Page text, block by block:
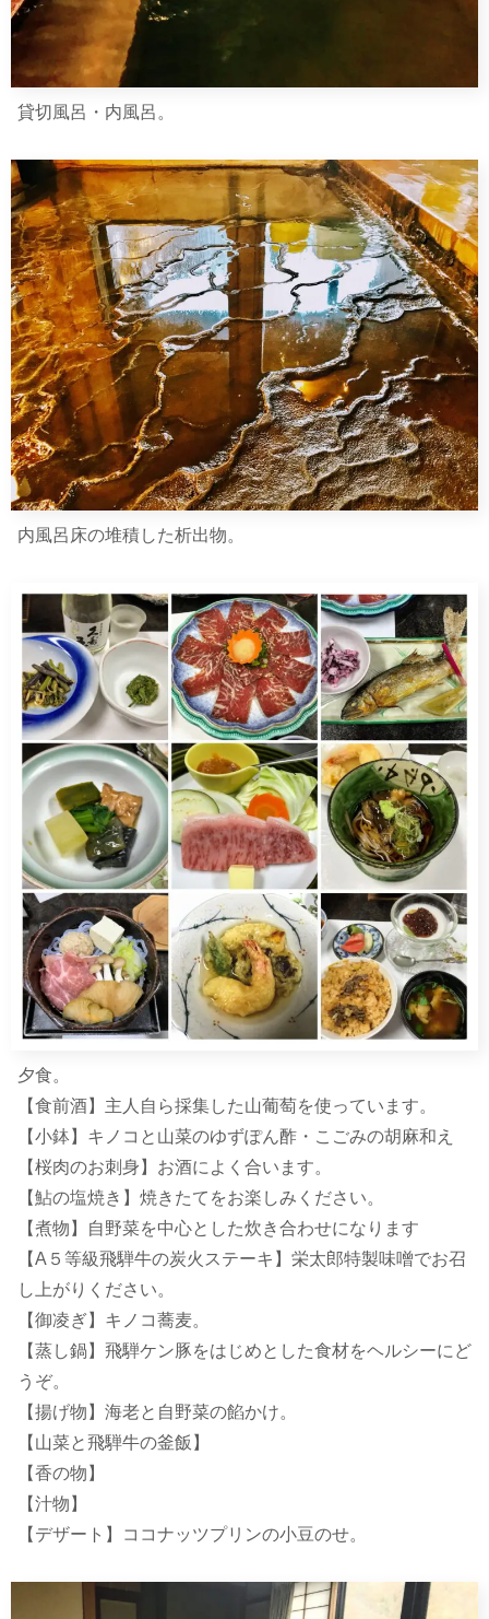
貸切風呂・内風呂。
内風呂床の堆積した析出物。
夕食。
【食前酒】主人自ら採集した山葡萄を使っています。
【小鉢】キノコと山菜のゆずぽん酢・こごみの胡麻和え
【桜肉のお刺身】お酒によく合います。
【鮎の塩焼き】焼きたてをお楽しみください。
【煮物】自野菜を中心とした炊き合わせになります
【A５等級飛騨牛の炭火ステーキ】栄太郎特製味噌でお召
し上がりください。
【御凌ぎ】キノコ蕎麦。
【蒸し鍋】飛騨ケン豚をはじめとした食材をヘルシーにど
うぞ。
【揚げ物】海老と自野菜の餡かけ。
【山菜と飛騨牛の釜飯】
【香の物】
【汁物】
【デザート】ココナッツプリンの小豆のせ。